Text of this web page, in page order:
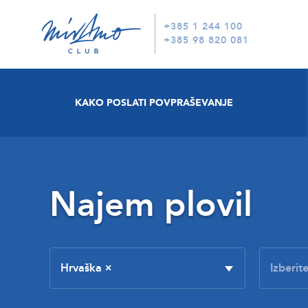
+385 1 244 100
+385 98 820 081
KAKO POSLATI POVPRAŠEVANJE
Najem plovil
Hrvaška ×